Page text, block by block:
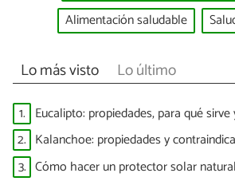
Alimentación saludable
Lo más visto Lo último
1. Eucalipto: propiedades, para qué
2. Kalanchoe: propiedades y
3. Cómo hacer un protector solar natural